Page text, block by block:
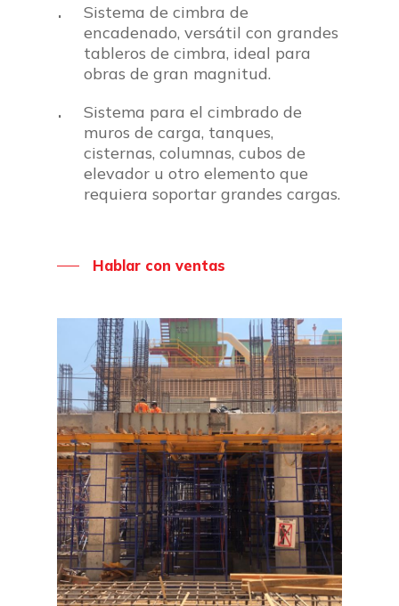
Sistema de cimbra de
encadenado, versátil con grandes
tableros de cimbra, ideal para
obras de gran magnitud.
Sistema para el cimbrado de
muros de carga, tanques,
cisternas, columnas, cubos de
elevador u otro elemento que
requiera soportar grandes cargas.
Hablar con ventas